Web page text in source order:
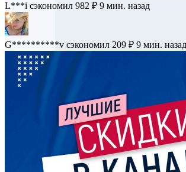
L***i сэкономил 982 ₽ 9 мин. назад
G**********v сэкономил 209 ₽ 9 мин. назад